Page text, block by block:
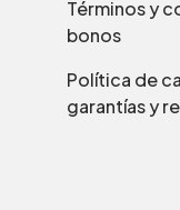
Términos y
bonos
Política de
garantías y